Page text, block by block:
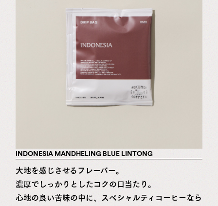
INDONESIA MANDHELING BLUE LINTONG
大地を感じさせるフレーバー。
濃厚でしっかりとしたコクの口当たり。
心地の良い苦味の中に、スペシャルティコーヒーなら